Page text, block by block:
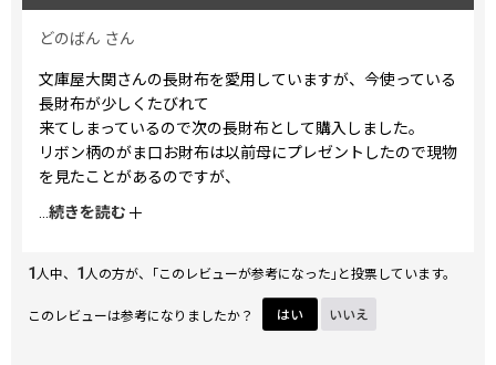
どのばん さん
文庫屋大関さんの長財布を愛用していますが、今使っている
長財布が少しくたびれて
来てしまっているので次の長財布として購入しました。
リボン柄のがま口お財布は以前母にプレゼントしたので現物
を見たことがあるのですが、
「きれいで可愛い！」が第一印象でした。
長財布はリボン柄がフルサイズで楽しめるのでとても華やか
Happyになります。今回で最後なのは残念ですが大切に使い
続きを読む
1 人中、 1 人の方が、｢このレビューが参考になった｣と投票しています。
このレビューは参考になりましたか？ はい いいえ